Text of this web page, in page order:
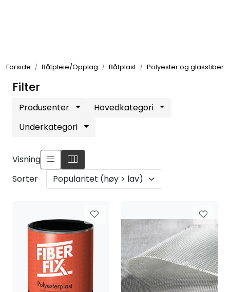
Forside Båtpleie/Opplag Båtplast Polyester og glassfiber
Filter
Produsenter
Hovedkategori
Underkategori
Visning
Sorter
Elektrisk
Bygg/Innredning
VVS
Fortøyning
Fritid/Sikkerhet